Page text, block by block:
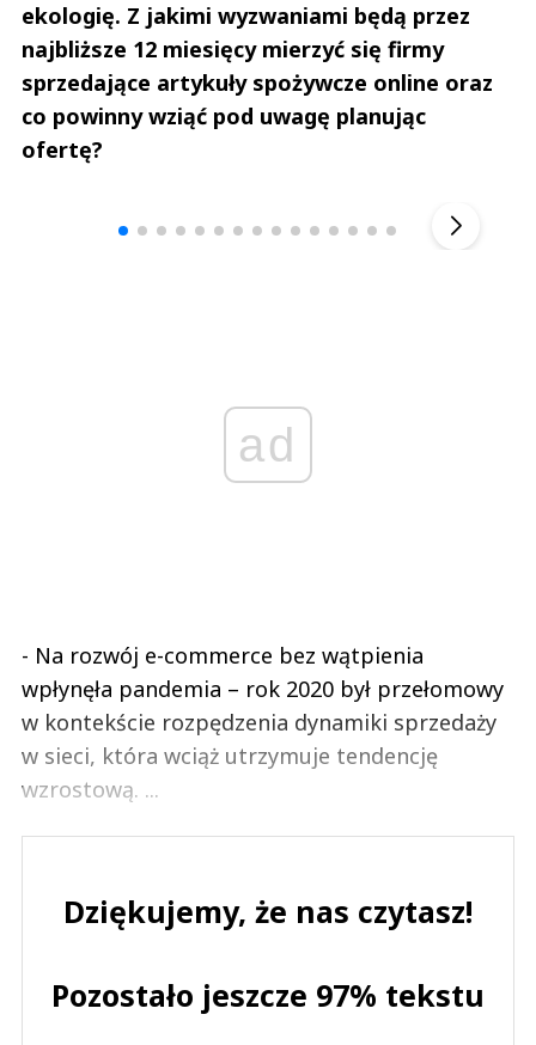
ekologię. Z jakimi wyzwaniami będą przez
najbliższe 12 miesięcy mierzyć się firmy
sprzedające artykuły spożywcze online oraz
co powinny wziąć pod uwagę planując
ofertę?
ad
- Na rozwój e-commerce bez wątpienia
wpłynęła pandemia – rok 2020 był przełomowy
w kontekście rozpędzenia dynamiki sprzedaży
w sieci, która wciąż utrzymuje tendencję
wzrostową. ...
Dziękujemy, że nas czytasz!
Pozostało jeszcze 97% tekstu